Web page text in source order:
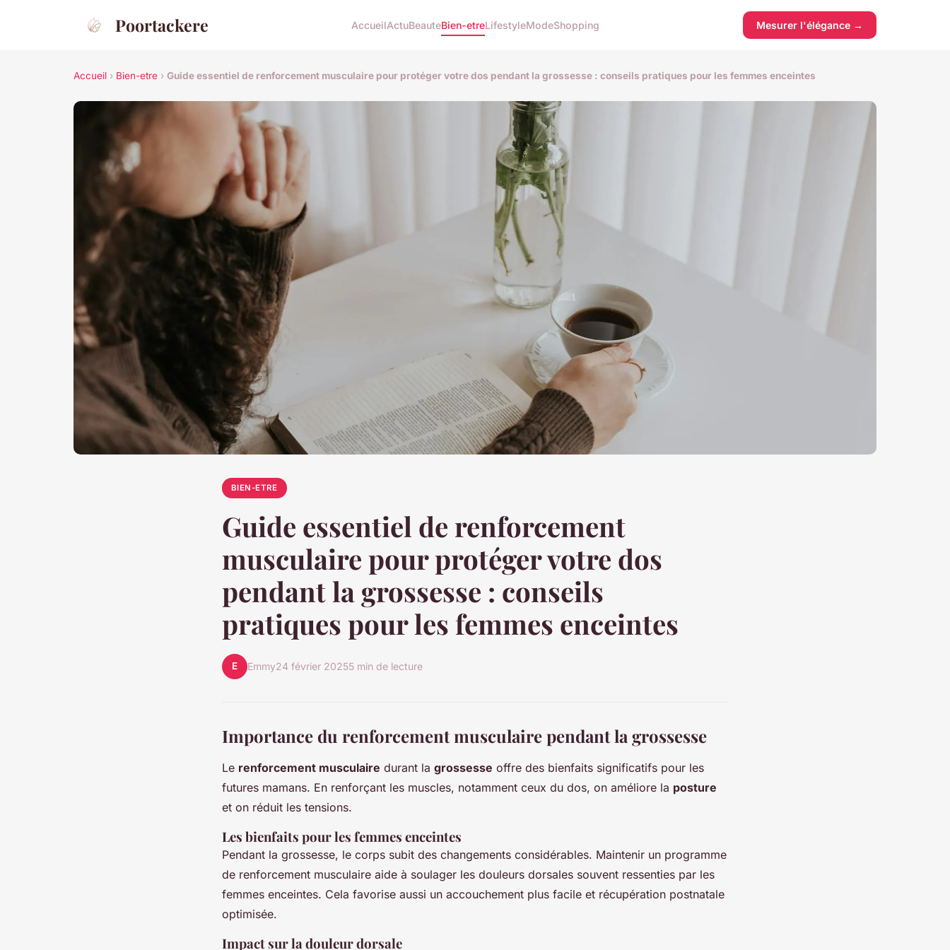
Poortackere AccueilActuBeauteBien-etreLifestyleModeShopping Mesurer l'élégance →
Accueil › Bien-etre › Guide essentiel de renforcement musculaire pour protéger votre dos pendant la grossesse : conseils pratiques pour les femmes enceintes
BIEN-ETRE
Guide essentiel de renforcement
musculaire pour protéger votre dos
pendant la grossesse : conseils
pratiques pour les femmes enceintes
E Emmy24 février 20255 min de lecture
Importance du renforcement musculaire pendant la grossesse
Le renforcement musculaire durant la grossesse offre des bienfaits significatifs pour les
futures mamans. En renforçant les muscles, notamment ceux du dos, on améliore la posture
et on réduit les tensions.
Les bienfaits pour les femmes enceintes
Pendant la grossesse, le corps subit des changements considérables. Maintenir un programme
de renforcement musculaire aide à soulager les douleurs dorsales souvent ressenties par les
femmes enceintes. Cela favorise aussi un accouchement plus facile et récupération postnatale
optimisée.
Impact sur la douleur dorsale